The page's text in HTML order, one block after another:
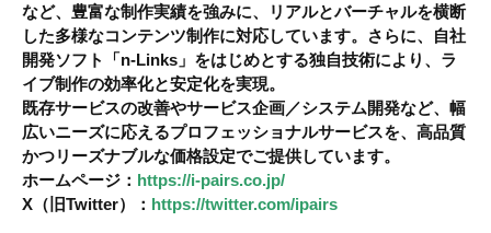
など、豊富な制作実績を強みに、リアルとバーチャルを横断
した多様なコンテンツ制作に対応しています。さらに、自社
開発ソフト「n-Links」をはじめとする独自技術により、ラ
イブ制作の効率化と安定化を実現。
既存サービスの改善やサービス企画／システム開発など、幅
広いニーズに応えるプロフェッショナルサービスを、高品質
かつリーズナブルな価格設定でご提供しています。
ホームページ： https://i-pairs.co.jp/
X（旧Twitter）： https://twitter.com/ipairs